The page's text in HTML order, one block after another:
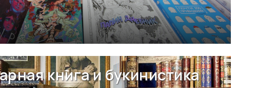
книга и букинистика